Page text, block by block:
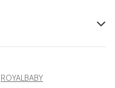
ROYALBABY